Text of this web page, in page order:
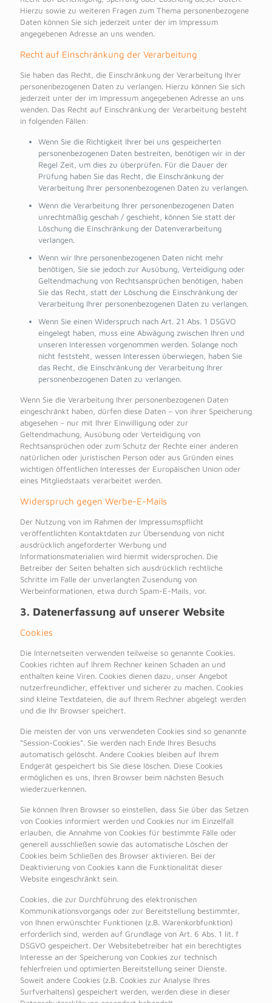
Hierzu sowie zu weiteren Fragen zum Thema personenbezogene
Daten können Sie sich jederzeit unter der im Impressum
angegebenen Adresse an uns wenden.
Recht auf Einschränkung der Verarbeitung
Sie haben das Recht, die Einschränkung der Verarbeitung Ihrer
personenbezogenen Daten zu verlangen. Hierzu können Sie sich
jederzeit unter der im Impressum angegebenen Adresse an uns
wenden. Das Recht auf Einschränkung der Verarbeitung besteht
in folgenden Fällen:
Wenn Sie die Richtigkeit Ihrer bei uns gespeicherten
personenbezogenen Daten bestreiten, benötigen wir in der
Regel Zeit, um dies zu überprüfen. Für die Dauer der
Prüfung haben Sie das Recht, die Einschränkung der
Verarbeitung Ihrer personenbezogenen Daten zu verlangen.
Wenn die Verarbeitung Ihrer personenbezogenen Daten
unrechtmäßig geschah / geschieht, können Sie statt der
Löschung die Einschränkung der Datenverarbeitung
verlangen.
Wenn wir Ihre personenbezogenen Daten nicht mehr
benötigen, Sie sie jedoch zur Ausübung, Verteidigung oder
Geltendmachung von Rechtsansprüchen benötigen, haben
Sie das Recht, statt der Löschung die Einschränkung der
Verarbeitung Ihrer personenbezogenen Daten zu verlangen.
Wenn Sie einen Widerspruch nach Art. 21 Abs. 1 DSGVO
eingelegt haben, muss eine Abwägung zwischen Ihren und
unseren Interessen vorgenommen werden. Solange noch
nicht feststeht, wessen Interessen überwiegen, haben Sie
das Recht, die Einschränkung der Verarbeitung Ihrer
personenbezogenen Daten zu verlangen.
Wenn Sie die Verarbeitung Ihrer personenbezogenen Daten
eingeschränkt haben, dürfen diese Daten – von ihrer Speicherung
abgesehen – nur mit Ihrer Einwilligung oder zur
Geltendmachung, Ausübung oder Verteidigung von
Rechtsansprüchen oder zum Schutz der Rechte einer anderen
natürlichen oder juristischen Person oder aus Gründen eines
wichtigen öffentlichen Interesses der Europäischen Union oder
eines Mitgliedstaats verarbeitet werden.
Widerspruch gegen Werbe-E-Mails
Der Nutzung von im Rahmen der Impressumspflicht
veröffentlichten Kontaktdaten zur Übersendung von nicht
ausdrücklich angeforderter Werbung und
Informationsmaterialien wird hiermit widersprochen. Die
Betreiber der Seiten behalten sich ausdrücklich rechtliche
Schritte im Falle der unverlangten Zusendung von
Werbeinformationen, etwa durch Spam-E-Mails, vor.
3. Datenerfassung auf unserer Website
Cookies
Die Internetseiten verwenden teilweise so genannte Cookies.
Cookies richten auf Ihrem Rechner keinen Schaden an und
enthalten keine Viren. Cookies dienen dazu, unser Angebot
nutzerfreundlicher, effektiver und sicherer zu machen. Cookies
sind kleine Textdateien, die auf Ihrem Rechner abgelegt werden
und die Ihr Browser speichert.
Die meisten der von uns verwendeten Cookies sind so genannte
“Session-Cookies”. Sie werden nach Ende Ihres Besuchs
automatisch gelöscht. Andere Cookies bleiben auf Ihrem
Endgerät gespeichert bis Sie diese löschen. Diese Cookies
ermöglichen es uns, Ihren Browser beim nächsten Besuch
wiederzuerkennen.
Sie können Ihren Browser so einstellen, dass Sie über das Setzen
von Cookies informiert werden und Cookies nur im Einzelfall
erlauben, die Annahme von Cookies für bestimmte Fälle oder
generell ausschließen sowie das automatische Löschen der
Cookies beim Schließen des Browser aktivieren. Bei der
Deaktivierung von Cookies kann die Funktionalität dieser
Website eingeschränkt sein.
Cookies, die zur Durchführung des elektronischen
Kommunikationsvorgangs oder zur Bereitstellung bestimmter,
von Ihnen erwünschter Funktionen (z.B. Warenkorbfunktion)
erforderlich sind, werden auf Grundlage von Art. 6 Abs. 1 lit. f
DSGVO gespeichert. Der Websitebetreiber hat ein berechtigtes
Interesse an der Speicherung von Cookies zur technisch
fehlerfreien und optimierten Bereitstellung seiner Dienste.
Soweit andere Cookies (z.B. Cookies zur Analyse Ihres
Surfverhaltens) gespeichert werden, werden diese in dieser